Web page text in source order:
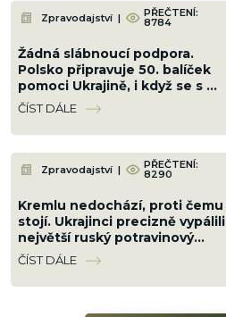
Zpravodajství | PŘEČTENÍ:
8784
Žádná slábnoucí podpora.
Polsko připravuje 50. balíček
pomoci Ukrajině, i když se s ní
hádá kvůli Banderovi
ČÍST DÁLE
Zpravodajství | PŘEČTENÍ:
8290
Kremlu nedochází, proti čemu
stojí. Ukrajinci precizně vypálili
největší ruský potravinový
terminál. Nebude
slunečnicový olej
ČÍST DÁLE